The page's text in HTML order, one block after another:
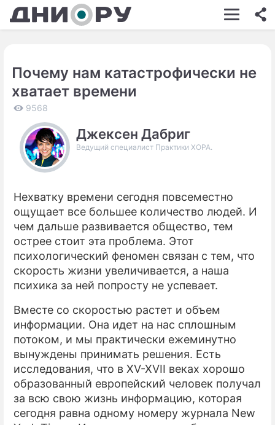
ШОУ-БИЗНЕС
КИНО
ЭКОНОМИКА
СОННИК
СТИЛЬ ЖИЗНИ
СЕРИАЛЫ
ИГРЫ
О ПРОЕКТЕ
Почему нам катастрофически не
хватает времени
9568
Джексен Дабриг
Ведущий специалист Практики ХОРА.
Нехватку времени сегодня повсеместно
ощущает все большее количество людей. И
чем дальше развивается общество, тем
острее стоит эта проблема. Этот
психологический феномен связан с тем, что
скорость жизни увеличивается, а наша
психика за ней попросту не успевает.
Вместе со скоростью растет и объем
информации. Она идет на нас сплошным
потоком, и мы практически ежеминутно
вынуждены принимать решения. Есть
исследования, что в XV-XVII веках хорошо
образованный европейский человек получал
за всю свою жизнь информацию, которая
сегодня равна одному номеру журнала New